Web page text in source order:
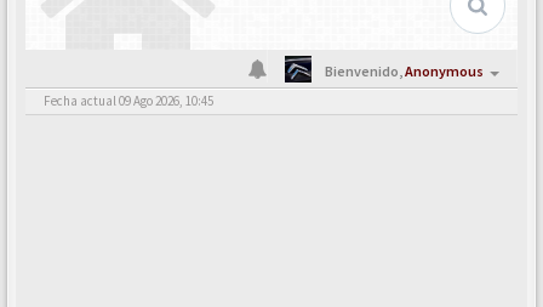
Bienvenido,Anonymous
Fecha actual 09 Ago 2026, 10:45